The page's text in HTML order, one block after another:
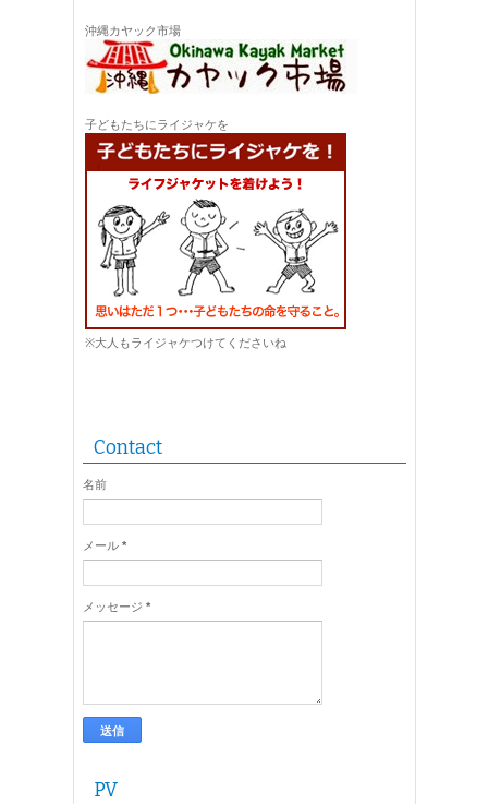
沖縄カヤック市場
子どもたちにライジャケを
※大人もライジャケつけてくださいね
Contact
名前
メール *
メッセージ *
PV